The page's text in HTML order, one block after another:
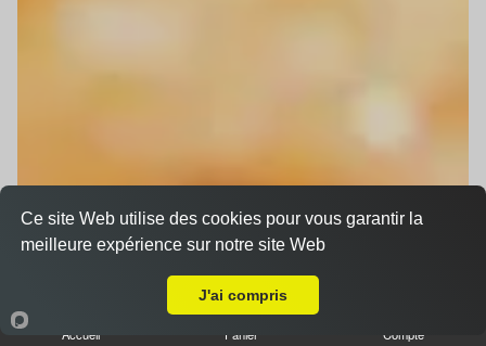
Accueil Panier Compte
Ce site Web utilise des cookies pour vous garantir la
meilleure expérience sur notre site Web
J'ai compris